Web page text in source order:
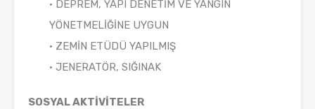
• DEPREM, YAPI DENETİM VE YANGIN
YÖNETMELİĞİNE UYGUN
• ZEMİN ETÜDÜ YAPILMIŞ
• JENERATÖR, SIĞINAK
SOSYAL AKTİVİTELER